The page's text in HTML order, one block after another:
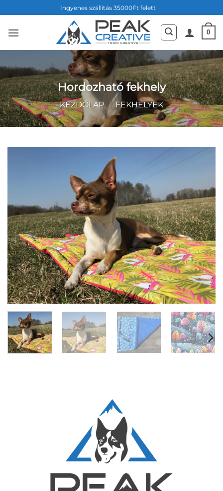
to
content
Ingyenes szállítás 35000Ft felett
0
Hordozható fekhely
KEZDŐLAP / FEKHELYEK